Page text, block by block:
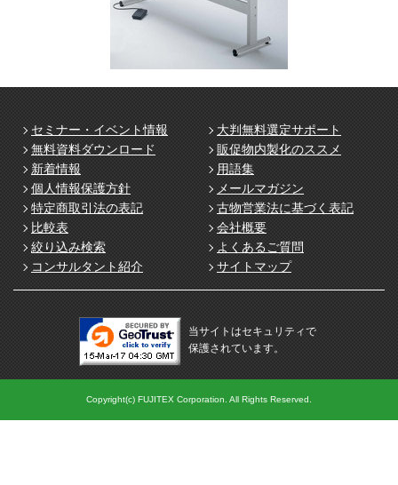
セミナー・イベント情報
大判無料選定サポート
無料資料ダウンロード
販促物内製化のススメ
新着情報
用語集
個人情報保護方針
メールマガジン
特定商取引法の表記
古物営業法に基づく表記
比較表
会社概要
絞り込み検索
よくあるご質問
コンサルタント紹介
サイトマップ
当サイトはセキュリティで
保護されています。
Copyright(c) FUJITEX Corporation. All Rights Reserved.